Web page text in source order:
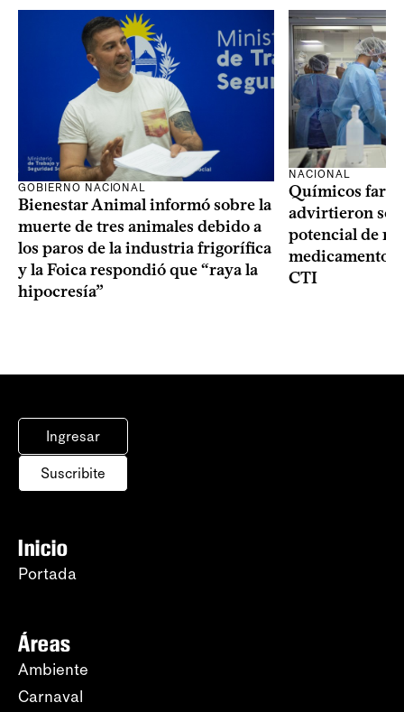
GOBIERNO NACIONAL
Bienestar Animal informó sobre la
muerte de tres animales debido a
los paros de la industria frigorífica
y la Foica respondió que “raya la
hipocresía”
NACIONAL
Químicos
advirtieron
potencial de
medicamentos
CTI
Ingresar
Suscribite
Inicio
Portada
Áreas
Ambiente
Carnaval